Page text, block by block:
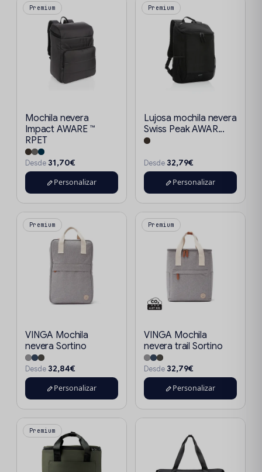
Premium
Mochila nevera
Impact AWARE ™
RPET
Desde 31,70€
Personalizar
Premium
Lujosa mochila nevera
Swiss Peak AWAR...
Desde 32,79€
Personalizar
Premium
VINGA Mochila
nevera Sortino
Desde 32,84€
Personalizar
Premium
VINGA Mochila
nevera trail Sortino
Desde 32,79€
Personalizar
Premium